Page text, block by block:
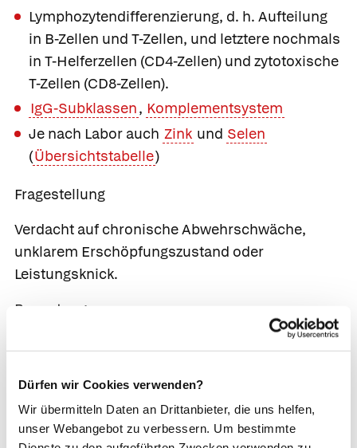
Dürfen wir Cookies verwenden?
Wir übermitteln Daten an Drittanbieter, die uns helfen,
unser Webangebot zu verbessern. Um bestimmte
Lymphozytendifferenzierung, d. h. Aufteilung
in B-Zellen und T-Zellen, und letztere nochmals
in T-Helferzellen (CD4-Zellen) und zytotoxische
T-Zellen (CD8-Zellen).
IgG-Subklassen, Komplementsystem
Je nach Labor auch Zink und Selen
(Übersichtstabelle)
Fragestellung
Verdacht auf chronische Abwehrschwäche,
unklarem Erschöpfungszustand oder
Leistungsknick.
Bewertung
durchaus sinnvoll sein, allerdings kaum jemals
bei Befindlichkeitsstörungen oder häufigem
Auftreten gewöhnlicher Infekte. Zudem sollte in